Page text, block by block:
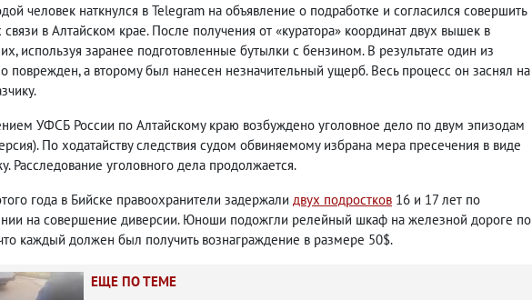
человек наткнулся в Telegram на объявление о подработке и согласился совершить
в Алтайском крае. После получения от «куратора» координат двух вышек в
используя заранее подготовленные бутылки с бензином. В результате один из
поврежден, а второму был нанесен незначительный ущерб. Весь процесс он заснял на
УФСБ России по Алтайскому краю возбуждено уголовное дело по двум эпизодам
По ходатайству следствия судом обвиняемому избрана мера пресечения в виде
Расследование уголовного дела продолжается.
года в Бийске правоохранители задержали двух подростков 16 и 17 лет по
на совершение диверсии. Юноши подожгли релейный шкаф на железной дороге по
каждый должен был получить вознаграждение в размере 50$.
ЕЩЕ ПО ТЕМЕ